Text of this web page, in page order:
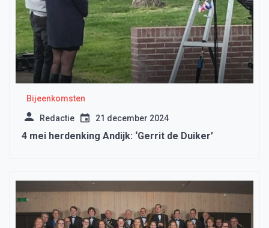
Bijeenkomsten
Redactie 21 december 2024
4 mei herdenking Andijk: ‘Gerrit de Duiker’